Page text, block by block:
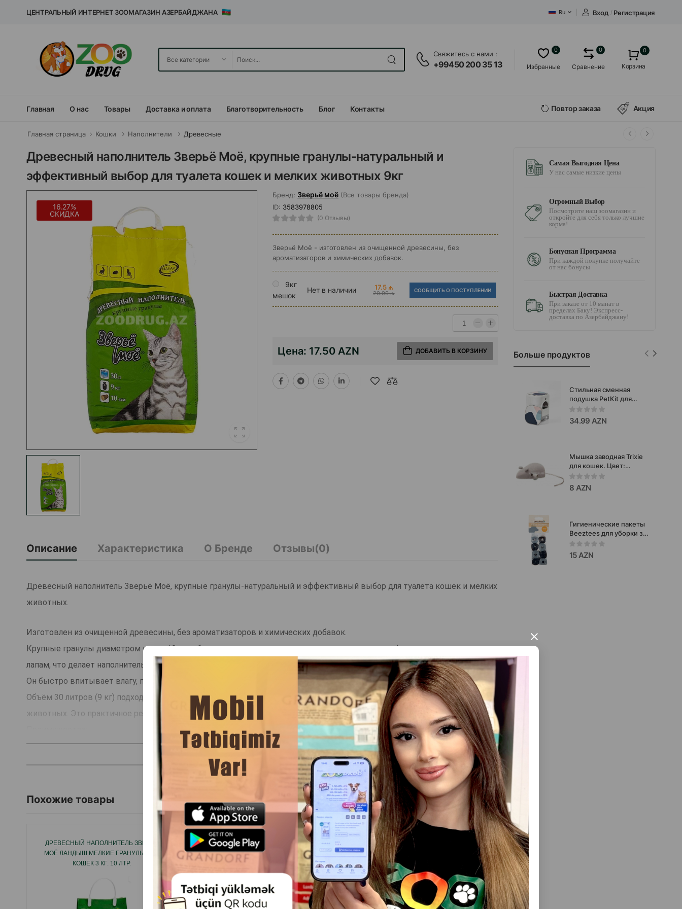
×
ЦЕНТРАЛЬНЫЙ ИНТЕРНЕТ ЗООМАГАЗИН АЗЕРБАЙДЖАНА Ru Вход / Регистрация
Свяжитесь с нами :
+99450 200 35 13 Избранные
0
Сравнение
0 0
Корзина
Главная О нас Товары Доставка и оплата Благотворительность Блог Контакты Повтор заказа Акция
Главная страница Кошки Наполнители Древесные
Древесный наполнитель Зверьё Моё, крупные гранулы-натуральный и
эффективный выбор для туалета кошек и мелких животных 9кг
16.27%
СКИДКА
Бренд: Зверьё моё (Все товары бренда)
ID: 3583978805
(0 Отзывы)
Зверьё Моё - изготовлен из очищенной древесины, без
ароматизаторов и химических добавок.
9кг
мешок
Нет в наличии 17.5 ₼
20.90 ₼ СООБЩИТЬ О ПОСТУПЛЕНИИ
Цена: 17.50 AZN ДОБАВИТЬ В КОРЗИНУ
Описание Характеристика О Бренде Отзывы(0)
Древесный наполнитель Зверьё Моё, крупные гранулы-натуральный и эффективный выбор для туалета кошек и мелких
животных.
Изготовлен из очищенной древесины, без ароматизаторов и химических добавок.
Крупные гранулы диаметром около 10 мм обеспечивают минимальную пыль, отлично держат форму и не прилипают к
лапам, что делает наполнитель особенно удобным в использовании.
Он быстро впитывает влагу, превращаясь в мягкую фракцию, которую легко удалить из лотка.
Объём 30 литров (9 кг) подходит как для одного питомца на длительный период, так и для тех, у кого несколько
животных. Это практичное решение для дома, приюта или мини-гостиницы для животных.
высокая впитываемость и эффективное удержание запахов
натуральный древесный состав, безопасный для животных
крупные гранулы - меньше пыли, меньше мусора
экономичный расход и лёгкая уборка
подходит кошкам, котятам, кроликам и грызунам
Размер гранул: 10 мм.
Похожие товары Смотреть Все
ДРЕВЕСНЫЙ НАПОЛНИТЕЛЬ ЗВЕРЬЁ
МОЁ ЛАНДЫШ МЕЛКИЕ ГРАНУЛЫ ДЛЯ
КОШЕК 3 КГ. 10 ЛТР.
ДРЕВЕСНЫЙ НАПОЛНИТЕЛЬ ЗВЕРЬЁ
МОЁ, СРЕДНИЕ ГРАНУЛЫ-
ЭКОЛОГИЧНЫЙ И БЕЗОПАСНЫЙ ВЫБОР
ДЛЯ ТУАЛЕТА КОШЕК И МЕЛКИХ
ДОМАШНИХ ЖИВОТНЫХ 10Л.
ДРЕВЕСНЫЙ НАПОЛНИТЕЛЬ ЗВЕРЬЁ
МОЁ, КРУПНЫЕ ГРАНУЛЫ-НАТУРАЛЬНОЕ
РЕШЕНИЕ ДЛЯ ТУАЛЕТА КОШЕК И
МЕЛКИХ ЖИВОТНЫХ 10Л
Самая Выгодная Цена
У нас самые низкие цены
Огромный Выбор
Посмотрите наш зоомагазин и
откройте для себя только лучшие
корма!
Бонусная Программа
При каждой покупке получайте
от нас бонусы
Быстрая Доставка
При заказе от 10 манат в
пределах Баку! Экспресс-
доставка по Азербайджану!
Больше продуктов
Стильная сменная
подушка PetKit для
автоматического
туалета-комфорт,
дизайн и практичность
34.99 AZN
Мышка заводная Trixie
для кошек. Цвет:
Серый.
8 AZN
Гигиенические пакеты
Beeztees для уборки за
питомцем. Упаковка: 8 х
20 шт.
15 AZN